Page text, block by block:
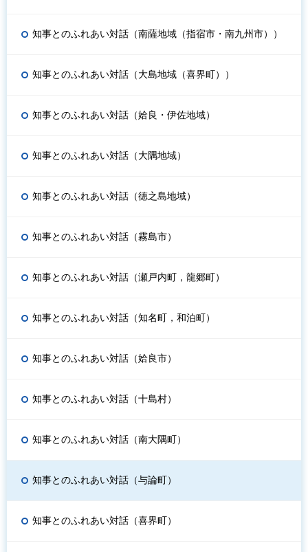
知事とのふれあい対話（南薩地域（指宿市・南九州市））
知事とのふれあい対話（大島地域（喜界町））
知事とのふれあい対話（姶良・伊佐地域）
知事とのふれあい対話（大隅地域）
知事とのふれあい対話（徳之島地域）
知事とのふれあい対話（霧島市）
知事とのふれあい対話（瀬戸内町，龍郷町）
知事とのふれあい対話（知名町，和泊町）
知事とのふれあい対話（姶良市）
知事とのふれあい対話（十島村）
知事とのふれあい対話（南大隅町）
知事とのふれあい対話（与論町）
知事とのふれあい対話（喜界町）